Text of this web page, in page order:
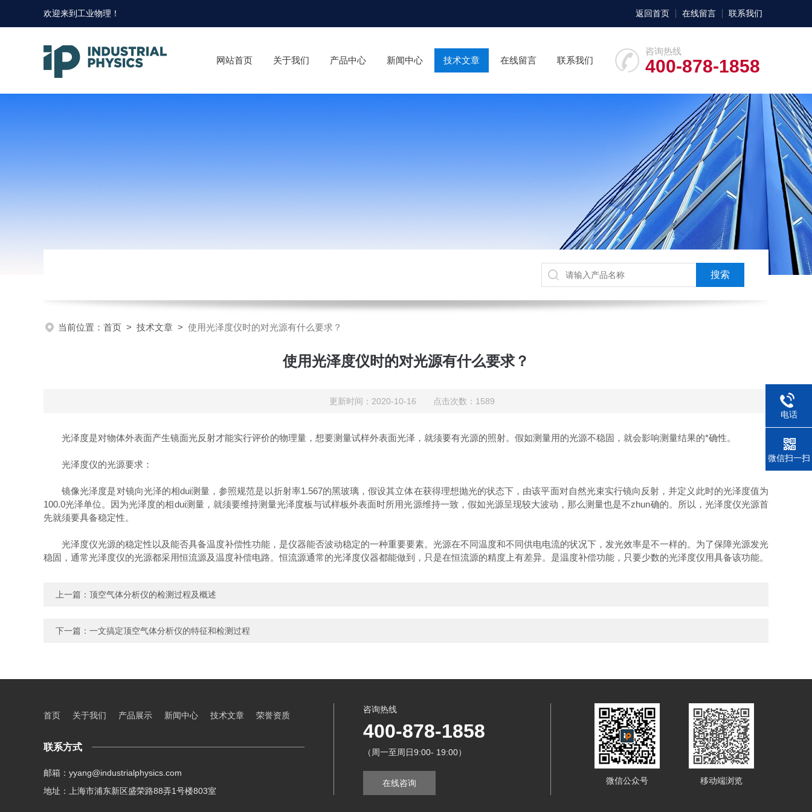
欢迎来到 工业物理 ！ 返回首页 在线留言 联系我们
咨询热线
400-878-1858
网站首页 关于我们 产品中心 新闻中心 技术文章 在线留言 联系我们
当前位置： 首页 > 技术文章 > 使用光泽度仪时的对光源有什么要求？
使用光泽度仪时的对光源有什么要求？
更新时间：2020-10-16 点击次数：1589
光泽度是对物体外表面产生镜面光反射才能实行评价的物理量，想要测量试样外表面光泽，就须要有光源的照射。假如测量用的光源不稳固，就会影响测量结果的*确性。
光泽度仪的光源要求：
镜像光泽度是对镜向光泽的相dui测量，参照规范是以折射率1.567的黑玻璃，假设其立体在获得理想抛光的状态下，由该平面对自然光束实行镜向反射，并定义此时的光泽度值为
100.0光泽单位。因为光泽度的相dui测量，就须要维持测量光泽度板与试样板外表面时所用光源维持一致，假如光源呈现较大波动，那么测量也是不zhun确的。所以，光泽度仪光源首
先就须要具备稳定性。
光泽度仪光源的稳定性以及能否具备温度补偿性功能，是仪器能否波动稳定的一种重要要素。光源在不同温度和不同供电电流的状况下，发光效率是不一样的。为了保障光源发光
稳固，通常光泽度仪的光源都采用恒流源及温度补偿电路。恒流源通常的光泽度仪器都能做到，只是在恒流源的精度上有差异。是温度补偿功能，只要少数的光泽度仪用具备该功能。
上一篇： 顶空气体分析仪的检测过程及概述
下一篇： 一文搞定顶空气体分析仪的特征和检测过程
首页 关于我们 产品展示 新闻中心 技术文章 荣誉资质
联系方式
邮箱：yyang@industrialphysics.com
地址：上海市浦东新区盛荣路88弄1号楼803室
咨询热线
400-878-1858
（周一至周日9:00- 19:00）
在线咨询 微信公众号 移动端浏览
电话
微信扫一扫